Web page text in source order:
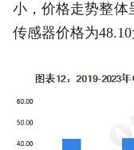
小，价格走势整体
传感器价格为48.10